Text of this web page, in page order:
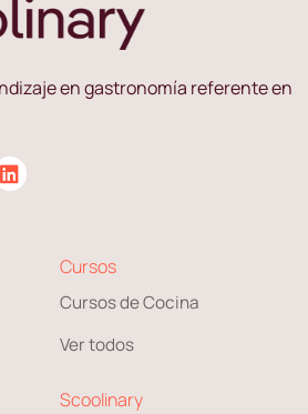
en gastronomía referente en
Cursos
Cursos de Cocina
Ver todos
Scoolinary